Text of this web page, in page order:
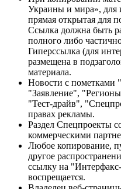
Украины и мира», для
прямая открытая для
Ссылка должна быть
полного либо
Гиперссылка (для
размещена в
материала.
Новости с пометками
"Заявление",
"Тест-драйв",
правах рекламы.
Раздел Спецпроекты
коммерческими
Любое копирование,
другое
ссылку на
воспрещается.